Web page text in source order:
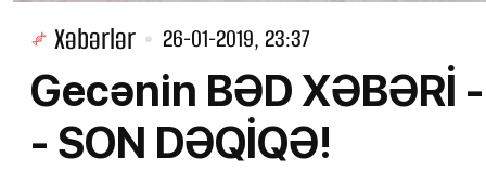
Xəbərlər 26-01-2019, 23:37
Gecənin BƏD XƏBƏRİ - Gözləmirdik, ancaq bu
- SON DƏQİQƏ!